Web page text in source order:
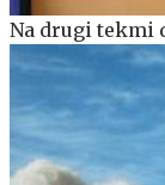
Na drugi tekmi